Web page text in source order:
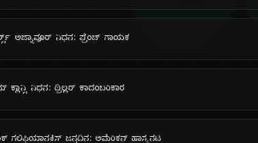
ಅಜ್ನಾವೂರ್ ನಿಧನ: ಫ್ರೆಂಚ್ ಗಾಯಕ
ಕ್ಲಾನ್ಸಿ ನಿಧನ: ಥ್ರಿಲ್ಲರ್ ಕಾದಂಬರಿಕಾರ
ಗಲಿಫಿಯಾನಕಿಸ್ ಜನ್ಮದಿನ: ಅಮೆರಿಕನ್ ಹಾಸ್ಯನಟ